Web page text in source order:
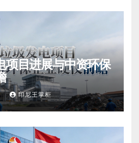
项目进展与中资环保
印尼王掌柜